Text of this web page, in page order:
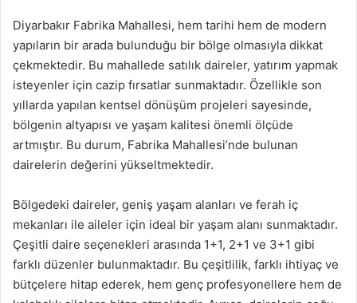
Diyarbakır Fabrika Mahallesi, hem tarihi hem de modern
yapıların bir arada bulunduğu bir bölge olmasıyla dikkat
çekmektedir. Bu mahallede satılık daireler, yatırım yapmak
isteyenler için cazip fırsatlar sunmaktadır. Özellikle son
yıllarda yapılan kentsel dönüşüm projeleri sayesinde,
bölgenin altyapısı ve yaşam kalitesi önemli ölçüde
artmıştır. Bu durum, Fabrika Mahallesi’nde bulunan
dairelerin değerini yükseltmektedir.
Bölgedeki daireler, geniş yaşam alanları ve ferah iç
mekanları ile aileler için ideal bir yaşam alanı sunmaktadır.
Çeşitli daire seçenekleri arasında 1+1, 2+1 ve 3+1 gibi
farklı düzenler bulunmaktadır. Bu çeşitlilik, farklı ihtiyaç ve
bütçelere hitap ederek, hem genç profesyonellere hem de